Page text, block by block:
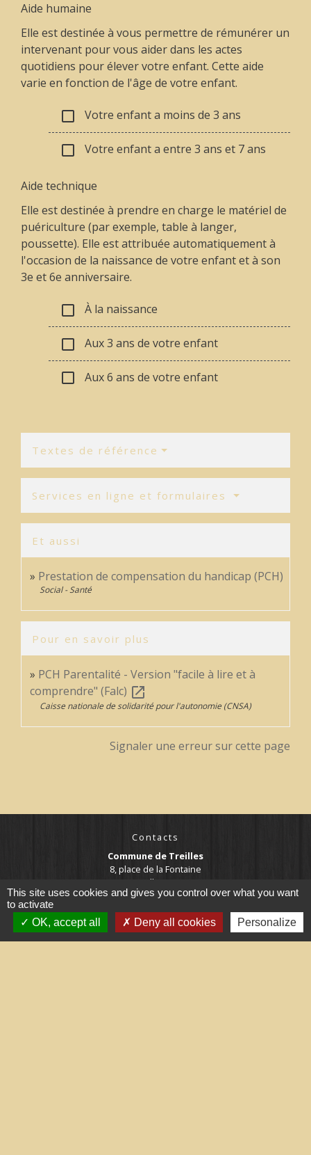
Aide humaine
Elle est destinée à vous permettre de rémunérer un
intervenant pour vous aider dans les actes
quotidiens pour élever votre enfant. Cette aide
varie en fonction de l'âge de votre enfant.
check_box_outline_blank Votre enfant a moins de 3 ans
check_box_outline_blank Votre enfant a entre 3 ans et 7 ans
Aide technique
Elle est destinée à prendre en charge le matériel de
puériculture (par exemple, table à langer,
poussette). Elle est attribuée automatiquement à
l'occasion de la naissance de votre enfant et à son
3e et 6e anniversaire.
check_box_outline_blank À la naissance
check_box_outline_blank Aux 3 ans de votre enfant
check_box_outline_blank Aux 6 ans de votre enfant
Textes de référence
Services en ligne et formulaires
Et aussi
Prestation de compensation du handicap (PCH)
Social - Santé
Pour en savoir plus
PCH Parentalité - Version "facile à lire et à
comprendre" (Falc) open_in_new
Caisse nationale de solidarité pour l'autonomie (CNSA)
Signaler une erreur sur cette page
Contacts
Commune de Treilles
8, place de la Fontaine
11510 Treilles - FRANCE
+33 4 68 45 71 81
Contact par formulaire
This site uses cookies and gives you control over what you want
to activate
OK, accept all
Deny all cookies Personalize